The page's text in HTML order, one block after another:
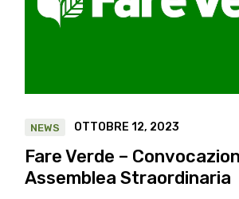
NEWS OTTOBRE 12, 2023
Fare Verde –
Assemblea Straordinaria